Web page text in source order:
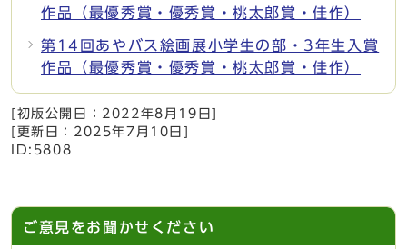
作品（最優秀賞・優秀賞・桃太郎賞・佳作）
第14回あやバス絵画展小学生の部・3年生入賞
作品（最優秀賞・優秀賞・桃太郎賞・佳作）
[初版公開日： 2022年8月19日
[更新日： 2025年7月10日
ID:5808
ご意見をお聞かせください